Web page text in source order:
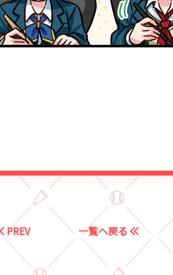
PREV 一覧へ戻る